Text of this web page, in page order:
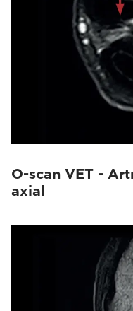
O-scan VET -
axial